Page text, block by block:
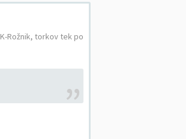
K-Rožnik, torkov tek po